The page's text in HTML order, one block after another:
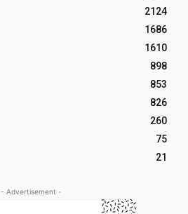
2124
1686
1610
898
853
826
260
75
21
- Advertisement -